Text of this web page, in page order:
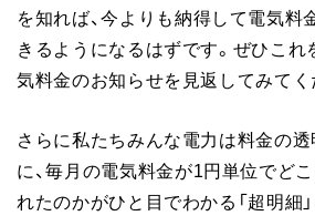
を知れば、今よりも納得して電気
きるようになるはずです。ぜひこれ
気料金のお知らせを見返してみてく
さらに私たちみんな電力は料金の
に、毎月の電気料金が1円単位でど
れたのかがひと目でわかる「超明細